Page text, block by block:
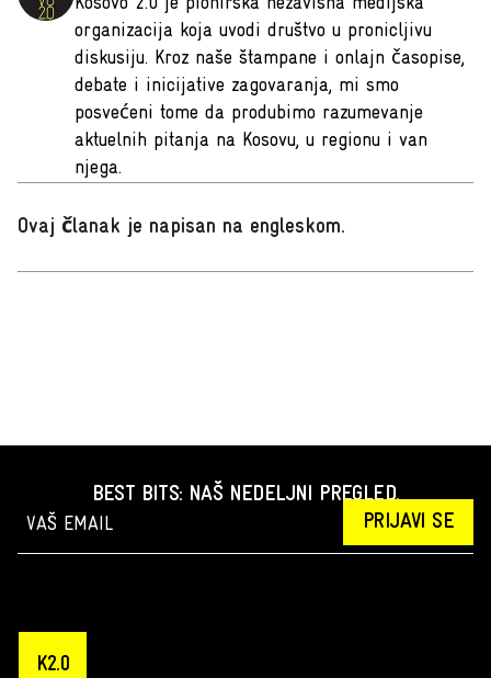
organizacija koja uvodi društvo u pronicljivu
diskusiju. Kroz naše štampane i onlajn časopise,
debate i inicijative zagovaranja, mi smo
posvećeni tome da produbimo razumevanje
aktuelnih pitanja na Kosovu, u regionu i van
njega.
Ovaj članak je napisan na engleskom.
BEST BITS: NAŠ NEDELJNI PREGLED.
PRIJAVI SE
K2.0